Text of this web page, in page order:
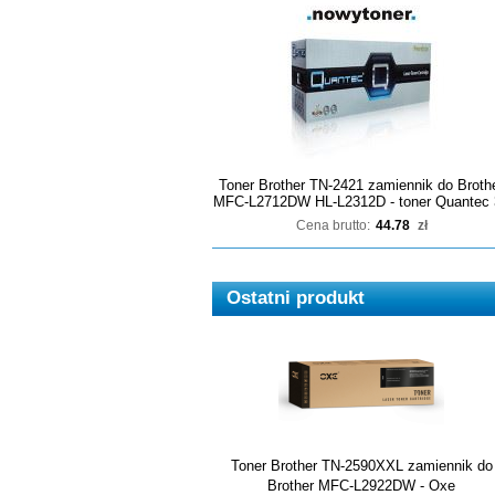
Toner Brother TN-2421 zamiennik do
MFC-L2712DW HL-L2312D - toner Quantec
Cena brutto: 44.78 zł
Ostatni produkt
Toner Brother TN-2590XXL zamiennik do
Brother MFC-L2922DW - Oxe